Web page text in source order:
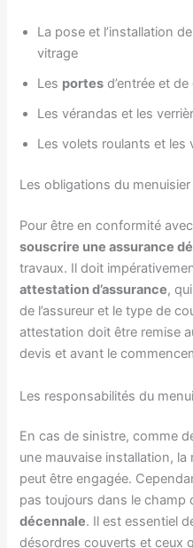
La pose et l’installation
vitrage
Les portes d’entrée et
Les vérandas et les
Les volets roulants et les
Les obligations du menuisier
Pour être en conformité
souscrire une assurance
travaux. Il doit
attestation d’assurance,
de l’assureur et le type de
attestation doit être remise
devis et avant le
Les responsabilités du
En cas de sinistre, comme
une mauvaise installation,
peut être engagée.
pas toujours dans le champ
décennale. Il est essentiel
désordres couverts et ceux